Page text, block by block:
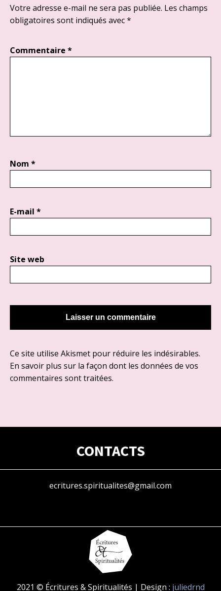
Votre adresse e-mail ne sera pas publiée. Les champs
obligatoires sont indiqués avec*
Commentaire *
Nom *
E-mail *
Site web
Ce site utilise Akismet pour réduire les indésirables.
En savoir plus sur la façon dont les données de vos
commentaires sont traitées.
CONTACTS
ecritures.spiritualites@gmail.com
2021 © Écritures & Spiritualités | Design : juliedrnd